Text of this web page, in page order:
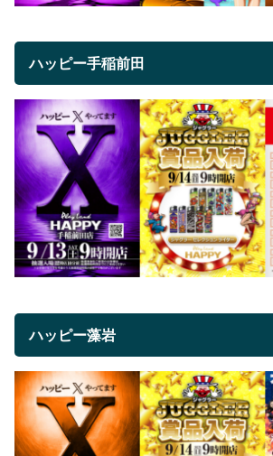
ハッピー手稲前田
ハッピー藻岩